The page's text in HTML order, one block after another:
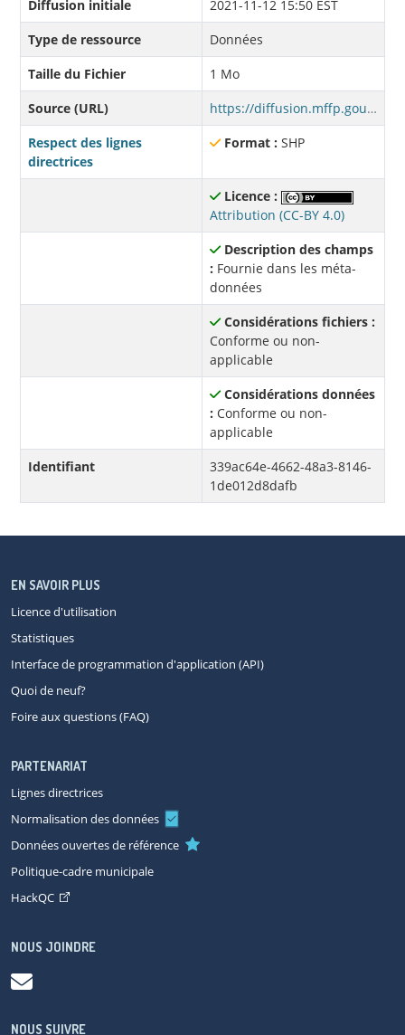
Diffusion initiale
2021-11-12 15:50 EST
Type de ressource
Données
Taille du Fichier
1 Mo
Source (URL)
https://diffusion.mffp.gouv.qc.ca/Diffusion/DonneeGratuite/Faune/Stations_de_nettoyage/SHP/stations_nettoyage_qc_shp.zip
Respect des lignes
directrices
Format : SHP
Licence :
Attribution (CC-BY 4.0)
Description des champs
: Fournie dans les méta-
données
Considérations fichiers :
Conforme ou non-
applicable
Considérations données
: Conforme ou non-
applicable
Identifiant
339ac64e-4662-48a3-8146-
1de012d8dafb
EN SAVOIR PLUS
Licence d'utilisation
Statistiques
Interface de programmation d'application (API)
Quoi de neuf?
Foire aux questions (FAQ)
PARTENARIAT
Lignes directrices
Normalisation des données
Données ouvertes de référence
Politique-cadre municipale
HackQC
NOUS JOINDRE
NOUS SUIVRE